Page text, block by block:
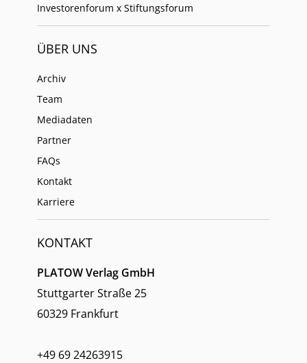
Investorenforum x Stiftungsforum
ÜBER UNS
Archiv
Team
Mediadaten
Partner
FAQs
Kontakt
Karriere
KONTAKT
PLATOW Verlag GmbH
Stuttgarter Straße 25
60329 Frankfurt
+49 69 24263915